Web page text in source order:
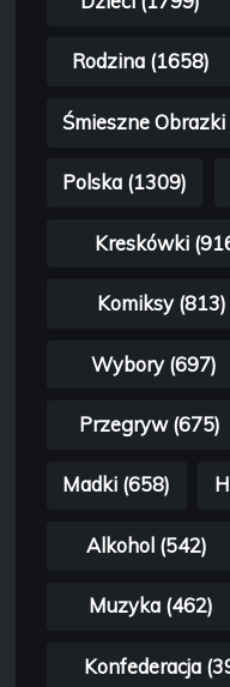
Rodzina (1658)
Śmieszne
Polska (1309)
Kreskówki
Komiksy (813)
Wybory (697)
Przegryw (675)
Madki (658)
Alkohol (542)
Muzyka (462)
Konfederacja